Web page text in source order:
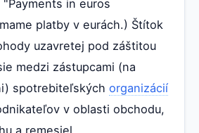
in euros
platby v eurách.) Štítok
uzavretej pod záštitou
medzi zástupcami (na
spotrebiteľských organizácií
v oblasti obchodu,